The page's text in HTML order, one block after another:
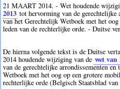
21 MAART 2014. - Wet houdende
2013 tot hervorming van de
van het Gerechtelijk Wetboek met het
leden van de rechterlijke orde. - Duitse
De hierna volgende tekst is de Duitse
2014 houdende wijziging van de wet van
van de gerechtelijke arrondissementen
Wetboek met het oog op een grotere
rechterlijke orde (Belgisch Staatsblad